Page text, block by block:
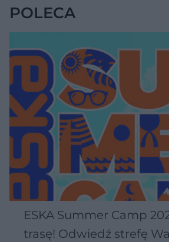
POLECA
ESKA Summer Camp
trasę! Odwiedź strefę